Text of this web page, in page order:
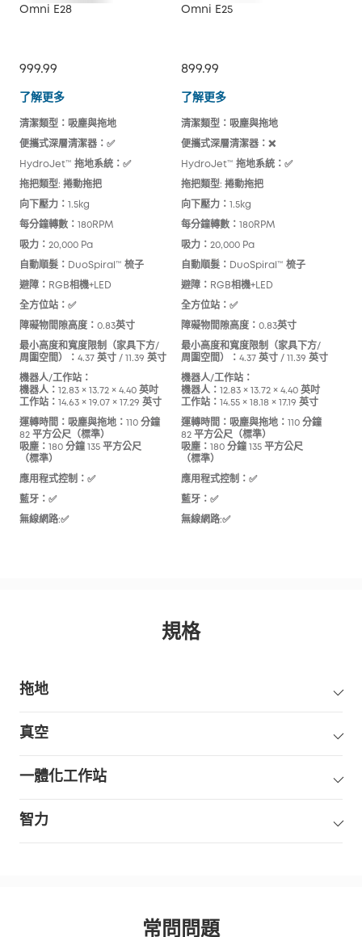
Omni E28
999.99
了解更多Omni E28
清潔類型：吸塵與拖地
便攜式深層清潔器：✅
HydroJet™ 拖地系統：✅
拖把類型: 捲動拖把
向下壓力：1.5kg
每分鐘轉數：180RPM
吸力：20,000 Pa
自動順髮：DuoSpiral™ 梳子
避障：RGB相機+LED
全方位站：✅
障礙物間隙高度：0.83英寸
最小高度和寬度限制（家具下方/
周圍空間）：4.37 英寸 / 11.39 英寸
機器人/工作站：
機器人：12.83 × 13.72 × 4.40 英吋
工作站：14.63 × 19.07 × 17.29 英寸
運轉時間：吸塵與拖地：110 分鐘
82 平方公尺（標準）
吸塵：180 分鐘 135 平方公尺
（標準）
應用程式控制：✅
藍牙：✅
無線網路:✅
Omni E25
899.99
了解更多Omni E25
清潔類型：吸塵與拖地
便攜式深層清潔器：❌
HydroJet™ 拖地系統：✅
拖把類型: 捲動拖把
向下壓力：1.5kg
每分鐘轉數：180RPM
吸力：20,000 Pa
自動順髮：DuoSpiral™ 梳子
避障：RGB相機+LED
全方位站：✅
障礙物間隙高度：0.83英寸
最小高度和寬度限制（家具下方/
周圍空間）：4.37 英寸 / 11.39 英寸
機器人/工作站：
機器人：12.83 × 13.72 × 4.40 英吋
工作站：14.55 × 18.18 × 17.19 英寸
運轉時間：吸塵與拖地：110 分鐘
82 平方公尺（標準）
吸塵：180 分鐘 135 平方公尺
（標準）
應用程式控制：✅
藍牙：✅
無線網路:✅
規格
拖地
真空
一體化工作站
智力
常問問題